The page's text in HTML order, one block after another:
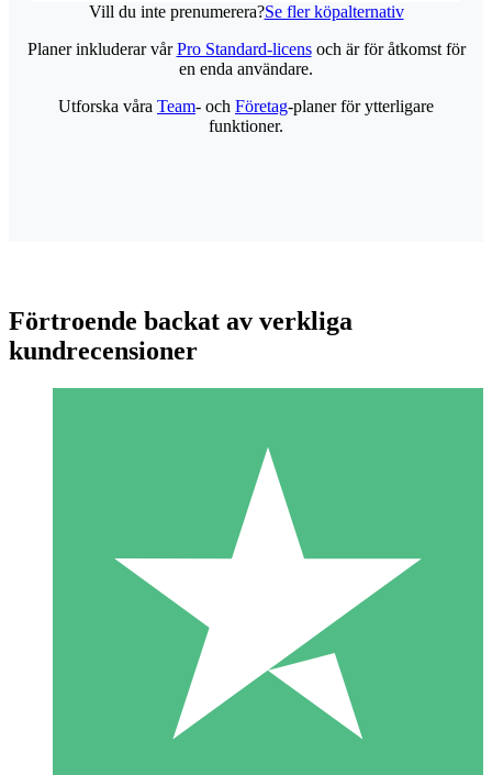
Vill du inte prenumerera?Se fler köpalternativ
Individuella Kreditpaket
Betala per användning med nedladdningskrediter. Inget
1 Nedladdningar
10 00
Planer inkluderar vårPro Standard-licensoch är för åtkomst för
en enda användare.
Utforska våra Team- och Företag-planer för ytterligare
funktioner.
Förtroende backat av verkliga
kundrecensioner